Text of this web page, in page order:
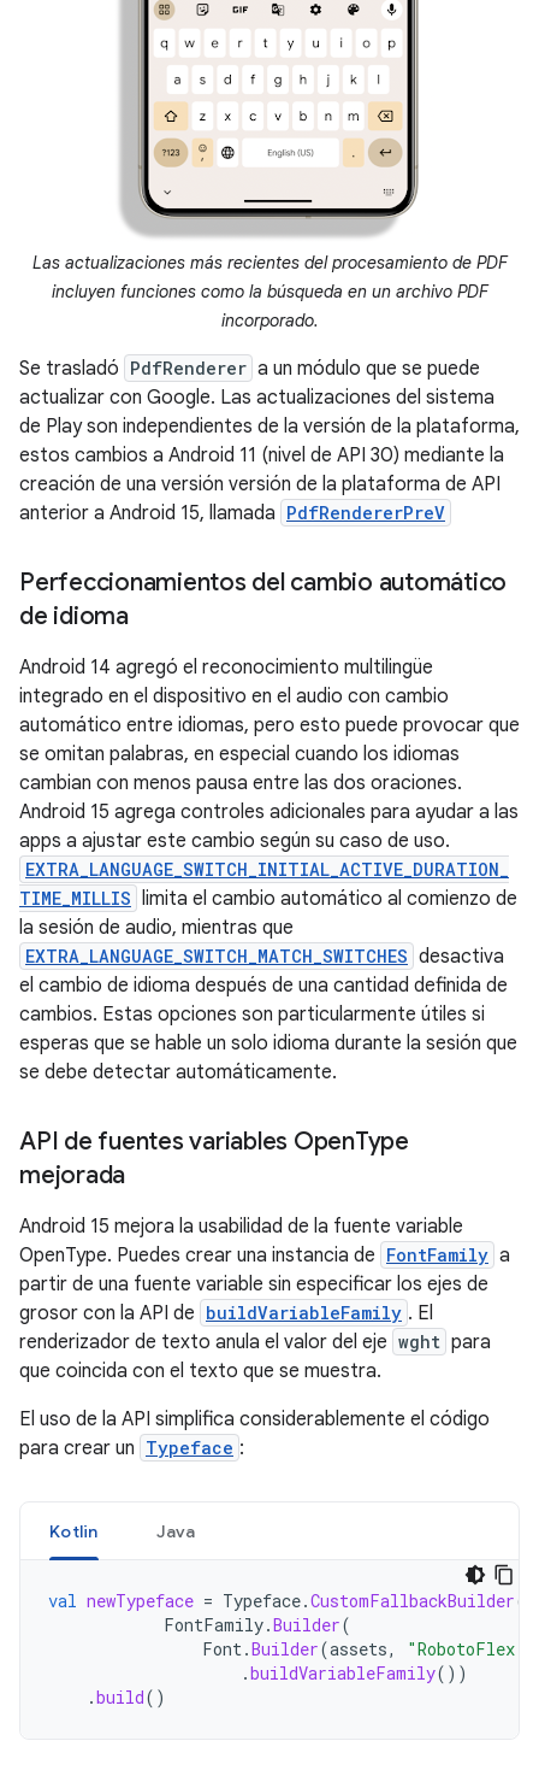
Las actualizaciones más recientes del procesamiento de PDF
incluyen funciones como la búsqueda en un archivo PDF
incorporado.
Se trasladó PdfRenderer a un módulo que se puede
actualizar con Google. Las actualizaciones del sistema
de Play son independientes de la versión de la plataforma,
estos cambios a Android 11 (nivel de API 30) mediante la
creación de una versión versión de la plataforma de API
anterior a Android 15, llamada PdfRendererPreV
Perfeccionamientos del cambio automático
de idioma
Android 14 agregó el reconocimiento multilingüe
integrado en el dispositivo en el audio con cambio
automático entre idiomas, pero esto puede provocar que
se omitan palabras, en especial cuando los idiomas
cambian con menos pausa entre las dos oraciones.
Android 15 agrega controles adicionales para ayudar a las
apps a ajustar este cambio según su caso de uso.
EXTRA_LANGUAGE_SWITCH_INITIAL_ACTIVE_DURATION_
TIME_MILLIS limita el cambio automático al comienzo de
la sesión de audio, mientras que
EXTRA_LANGUAGE_SWITCH_MATCH_SWITCHES desactiva
el cambio de idioma después de una cantidad definida de
cambios. Estas opciones son particularmente útiles si
esperas que se hable un solo idioma durante la sesión que
se debe detectar automáticamente.
API de fuentes variables OpenType
mejorada
Android 15 mejora la usabilidad de la fuente variable
OpenType. Puedes crear una instancia de FontFamily a
partir de una fuente variable sin especificar los ejes de
grosor con la API de buildVariableFamily . El
renderizador de texto anula el valor del eje wght para
que coincida con el texto que se muestra.
El uso de la API simplifica considerablemente el código
para crear un Typeface :
Kotlin Java
val newTypeface = Typeface.CustomFallbackBuilder(
FontFamily.Builder(
Font.Builder(assets,
.buildVariableFamily())
.build()